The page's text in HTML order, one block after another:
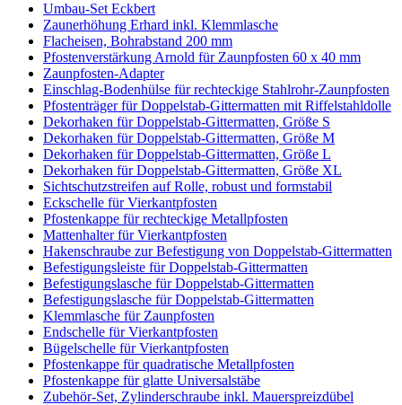
Umbau-Set Eckbert
Zaunerhöhung Erhard inkl. Klemmlasche
Flacheisen, Bohrabstand 200 mm
Pfostenverstärkung Arnold für Zaunpfosten 60 x 40 mm
Zaunpfosten-Adapter
Einschlag-Bodenhülse für rechteckige Stahlrohr-Zaunpfosten
Pfostenträger für Doppelstab-Gittermatten mit Riffelstahldolle
Dekorhaken für Doppelstab-Gittermatten, Größe S
Dekorhaken für Doppelstab-Gittermatten, Größe M
Dekorhaken für Doppelstab-Gittermatten, Größe L
Dekorhaken für Doppelstab-Gittermatten, Größe XL
Sichtschutzstreifen auf Rolle, robust und formstabil
Eckschelle für Vierkantpfosten
Pfostenkappe für rechteckige Metallpfosten
Mattenhalter für Vierkantpfosten
Hakenschraube zur Befestigung von Doppelstab-Gittermatten
Befestigungsleiste für Doppelstab-Gittermatten
Befestigungslasche für Doppelstab-Gittermatten
Befestigungslasche für Doppelstab-Gittermatten
Klemmlasche für Zaunpfosten
Endschelle für Vierkantpfosten
Bügelschelle für Vierkantpfosten
Pfostenkappe für quadratische Metallpfosten
Pfostenkappe für glatte Universalstäbe
Zubehör-Set, Zylinderschraube inkl. Mauerspreizdübel